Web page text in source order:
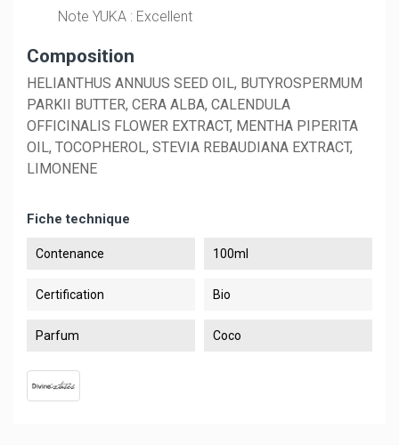
Note YUKA : Excellent
Composition
HELIANTHUS ANNUUS SEED OIL, BUTYROSPERMUM
PARKII BUTTER, CERA ALBA, CALENDULA
OFFICINALIS FLOWER EXTRACT, MENTHA PIPERITA
OIL, TOCOPHEROL, STEVIA REBAUDIANA EXTRACT,
LIMONENE
Fiche technique
Contenance 100ml
Certification Bio
Parfum Coco